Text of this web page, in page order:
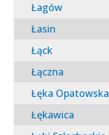
Łagów
Łasin
Łąck
Łączna
Łęka Opatowska
Łękawica